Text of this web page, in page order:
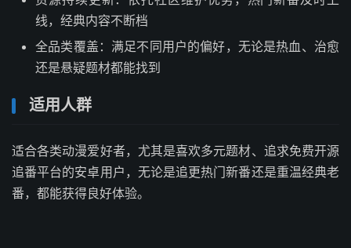
线，经典内容不断档
全品类覆盖：满足不同用户的偏好，无论是热血、治愈
还是悬疑题材都能找到
适用人群
适合各类动漫爱好者，尤其是喜欢多元题材、追求免费开源
追番平台的安卓用户，无论是追更热门新番还是重温经典老
番，都能获得良好体验。